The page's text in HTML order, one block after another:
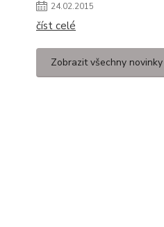
24.02.2015
číst celé
Zobrazit všechny novinky